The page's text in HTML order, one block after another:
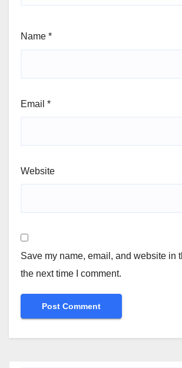
Name *
Email *
Website
Save my name, email, and website in
the next time I comment.